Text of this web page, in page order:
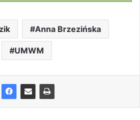
Anna Brzezińska
UMWM